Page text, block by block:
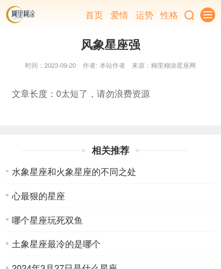
首页 爱情 运势 性格
风象星座强
时间：2023-09-20 作者: 本站作者 来源：糊里糊涂星座网
文章长度：0太短了，请勿浪费资源
相关推荐
水象星座和火象星座的不同之处
心最狠的星座
哪个星座玩死双鱼
土象星座最冷的是哪个